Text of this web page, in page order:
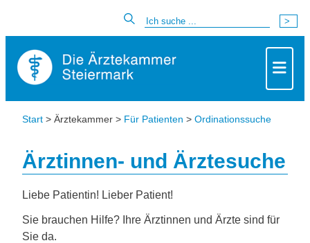
Start > Ärztekammer > Für Patienten > Ordinationssuche
Ärztinnen- und Ärztesuche
Liebe Patientin! Lieber Patient!
Sie brauchen Hilfe? Ihre Ärztinnen und Ärzte sind für
Sie da.